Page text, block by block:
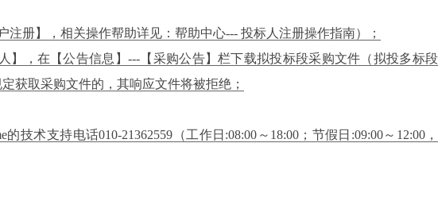
注册】，相关操作帮助详见：帮助中心--- 投标人注册操作指南）；
】，在【公告信息】---【采购公告】栏下载拟投标段采购文件（拟投多标段
获取采购文件的，其响应文件将被拒绝；
术支持电话010-21362559（工作日:08:00～18:00；节假日:09:00～12:00，